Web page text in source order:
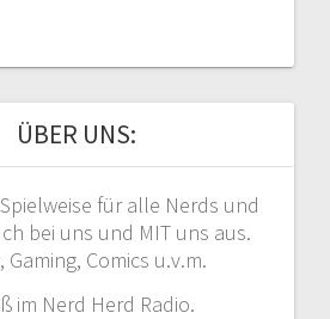
ÜBER UNS:
für alle Nerds und
bei uns und MIT uns aus.
Gaming, Comics u.v.m.
im Nerd Herd Radio.